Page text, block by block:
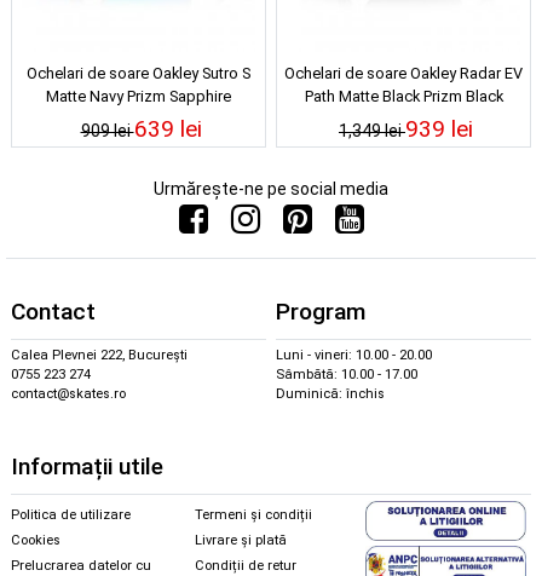
Ochelari de soare Oakley Sutro S
Matte Navy Prizm Sapphire
909 lei639 lei
Ochelari de soare Oakley Radar EV
Path Matte Black Prizm Black
Polarized
1,349 lei939 lei
Urmărește-ne pe social media
Contact
Calea Plevnei 222, București
0755 223 274
contact@skates.ro
Program
Luni - vineri: 10.00 - 20.00
Sâmbătă: 10.00 - 17.00
Duminică: închis
Informații utile
Politica de utilizare
Cookies
Prelucrarea datelor cu
Termeni și condiții
Livrare și plată
Condiții de retur